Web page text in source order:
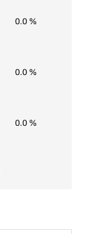
0.0 %
0.0 %
0.0 %